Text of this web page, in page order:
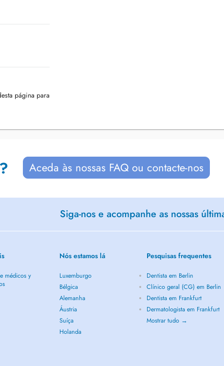
página para
Aceda às nossas FAQ ou contacte-nos
Siga-nos e acompanhe as nossas
médicos y
Nós estamos lá
Luxemburgo
Bélgica
Alemanha
Áustria
Suíça
Holanda
Pesquisas frequentes
Dentista em Berlin
Clínico geral (CG) em Berlin
Dentista em Frankfurt
Dermatologista em Frankfurt
Mostrar tudo →